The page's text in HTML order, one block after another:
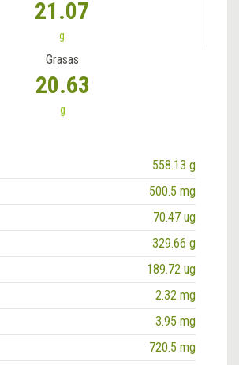
21.07
g
Grasas
20.63
g
558.13 g
500.5 mg
70.47 ug
329.66 g
189.72 ug
2.32 mg
3.95 mg
720.5 mg